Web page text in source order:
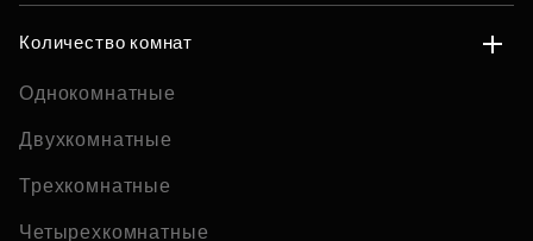
Количество комнат
Однокомнатные
Двухкомнатные
Трехкомнатные
Четырехкомнатные